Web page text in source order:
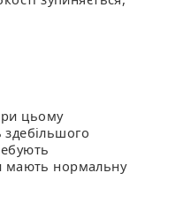
цьому
мають нормальну